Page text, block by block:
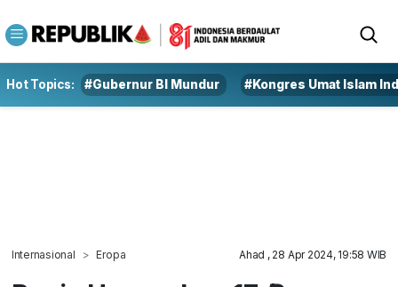
Hot Topics: #Gubernur BI Mundur #Kongres Umat Islam
Internasional Eropa Ahad , 28 Apr 2024, 19:58 WIB